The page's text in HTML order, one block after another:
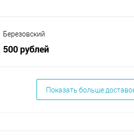
Березовский
500 рублей
Показать больше